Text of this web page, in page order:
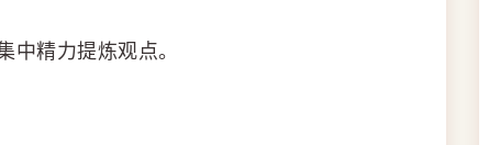
中精力提炼观点。